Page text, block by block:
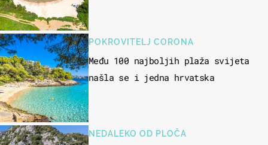
POKROVITELJ CORONA
Među 100 najboljih plaža svijeta
našla se i jedna hrvatska
NEDALEKO OD PLOČA